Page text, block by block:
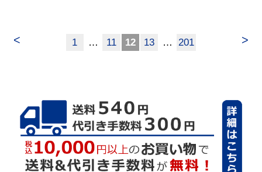
< >
1 … 11 12 13 … 201